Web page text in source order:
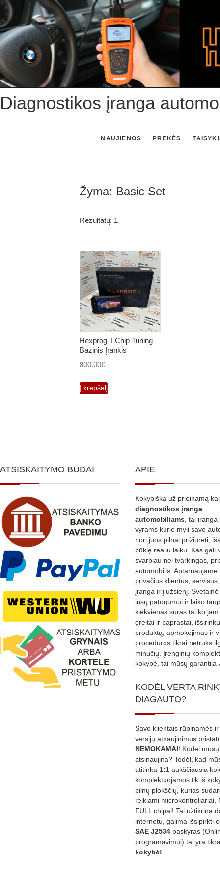
Skip
to
content
Diagnostikos įranga
NAUJIENOS PREKĖS
Žyma: Basic Set
Rezultatų: 1
Hexprog II Chip Tuning
Bazinis Įrankis
800.00€
Į krepšelį
ATSISKAITYMO BŪDAI APIE
Kokybiška už prieinamą
diagnostikos įranga
automobiliams , tai
vyrams kurie myli savo
nori juos pilnai prižiūrėti,
būklę realiu laiku. Kas gali
svarbiau nei tvarkingas,
automobilis. Aptarnaujame
privačius klientus,
įranga ir į užsienį.
jūsų patogumui ir laiko
kiekvienas suras tai ko
greitai ir paprastai,
produktą, apmokėjimas ir
procedūros tikrai netruks
minučių. Įrenginių
kokybė, tai mūsų garantija
KODĖL VERTA
DIAGAUTO?
Savo klientais rūpinamės
versijų atnaujinimus
NEMOKAMAI! Kodėl
atsinaujina? Todėl, kad
atitinka 1:1 aukščiausia
komplektuojamos tik iš
pilnų plokščių, kurias
reikiami microkontroliariai,
FULL chipai! Tai užtikrina
internetu, galima išsipirkti
SAE J2534 paskyras
programavimui) tai yra
kokybė!